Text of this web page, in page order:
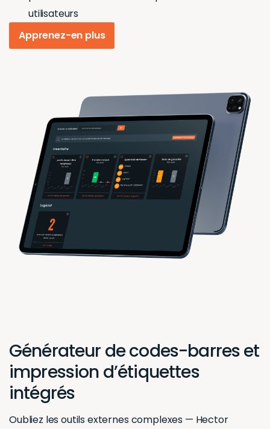
utilisateurs
Apprenez-en plus
Générateur de codes-barres et
impression d’étiquettes
intégrés
Oubliez les outils externes complexes — Hector